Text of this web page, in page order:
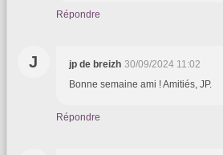
Répondre
J jp de breizh 30/09/2024 11:02
Bonne semaine ami ! Amitiés, JP.
Répondre